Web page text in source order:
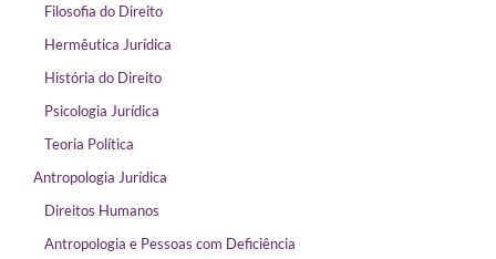
Filosofia do Direito
Hermêutica Jurídica
História do Direito
Psicologia Jurídica
Teoria Política
Antropologia Jurídica
Direitos Humanos
Antropologia e Pessoas com Deficiência